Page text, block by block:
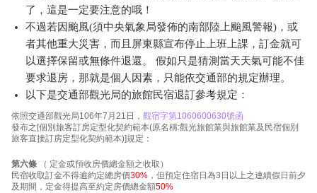
了，這是一定要注意的哦！
不過若因颱風(須中央氣象局發佈的南部陸上颱風警報)，或
者其他重大災害，而且屏東縣宣布停止上班上課，訂金就可
以選擇保留或無條件退還。 假如只是猜測當天天氣可能不佳
要求退房，那就是個人因素，只能依交通部的規定辦理。
以下是交通部觀光局的旅館民宿退訂參考規定：
依照交通部觀光局106年7月21日， 觀宿字第1060600630號函
發布之[個別旅客訂房定型化契約範本(原名稱:觀光旅館業與旅館業及民宿個別
旅客直接訂房定型化契約範本)]規定：
第六條 （ 定金或預收房價總金額之收取）
民宿收取訂金不得逾約定總房價30% ，但預定住宿日為3日以上之連續假日前夕
及期間，定金得提高至約定房價總金額50%